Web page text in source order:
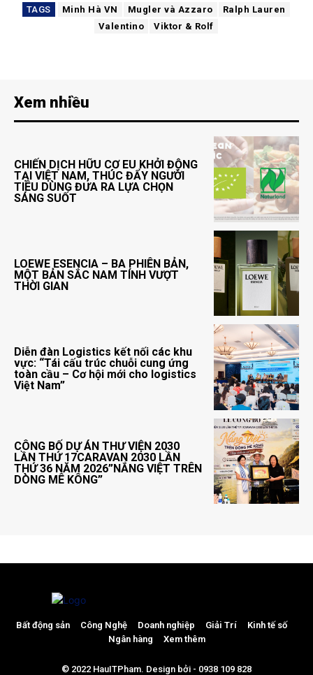
TAGS Minh Hà VN Mugler và Azzaro
Ralph Lauren
Valentino
Viktor & Rolf
Xem nhiều
CHIẾN DỊCH HỮU CƠ EU KHỞI ĐỘNG
TẠI VIỆT NAM, THÚC ĐẨY NGƯỜI
TIÊU DÙNG ĐƯA RA LỰA CHỌN
SÁNG SUỐT
LOEWE ESENCIA – BA PHIÊN BẢN,
MỘT BẢN SẮC NAM TÍNH VƯỢT
THỜI GIAN
Diễn đàn Logistics kết nối các khu
vực: “Tái cấu trúc chuỗi cung ứng
toàn cầu – Cơ hội mới cho logistics
Việt Nam”
CÔNG BỐ DỰ ÁN THƯ VIỆN 2030
LẦN THỨ 17CARAVAN 2030 LẦN
THỨ 36 NĂM 2026”NẮNG VIỆT TRÊN
DÒNG MÊ KÔNG”
Bất động sản Công Nghệ Doanh nghiệp Giải Trí
Kinh tế số
Ngân hàng
Xem thêm
© 2022 HauITPham. Design bởi - 0938 109 828